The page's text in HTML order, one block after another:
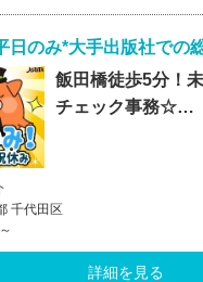
日のみ*大手出版社での
飯田橋徒歩5分！
チェック事務☆…
千代田区
詳細を見る